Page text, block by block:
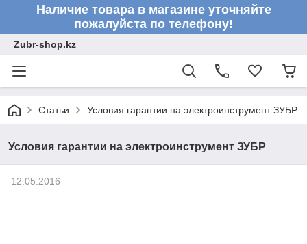
Наличие товара в магазине уточняйте
пожалуйста по телефону!
Zubr-shop.kz
Статьи Условия гарантии на электроинструмент ЗУБР
Условия гарантии на электроинструмент ЗУБР
12.05.2016